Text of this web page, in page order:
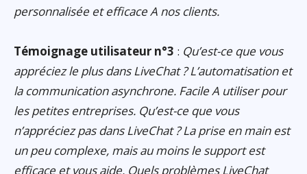
personnalisée et efficace A nos clients.
Témoignage utilisateur n°3 : Qu’est-ce que vous
appréciez le plus dans LiveChat ? L’automatisation et
la communication asynchrone. Facile A utiliser pour
les petites entreprises. Qu’est-ce que vous
n’appréciez pas dans LiveChat ? La prise en main est
un peu complexe, mais au moins le support est
efficace et vous aide. Quels problèmes LiveChat